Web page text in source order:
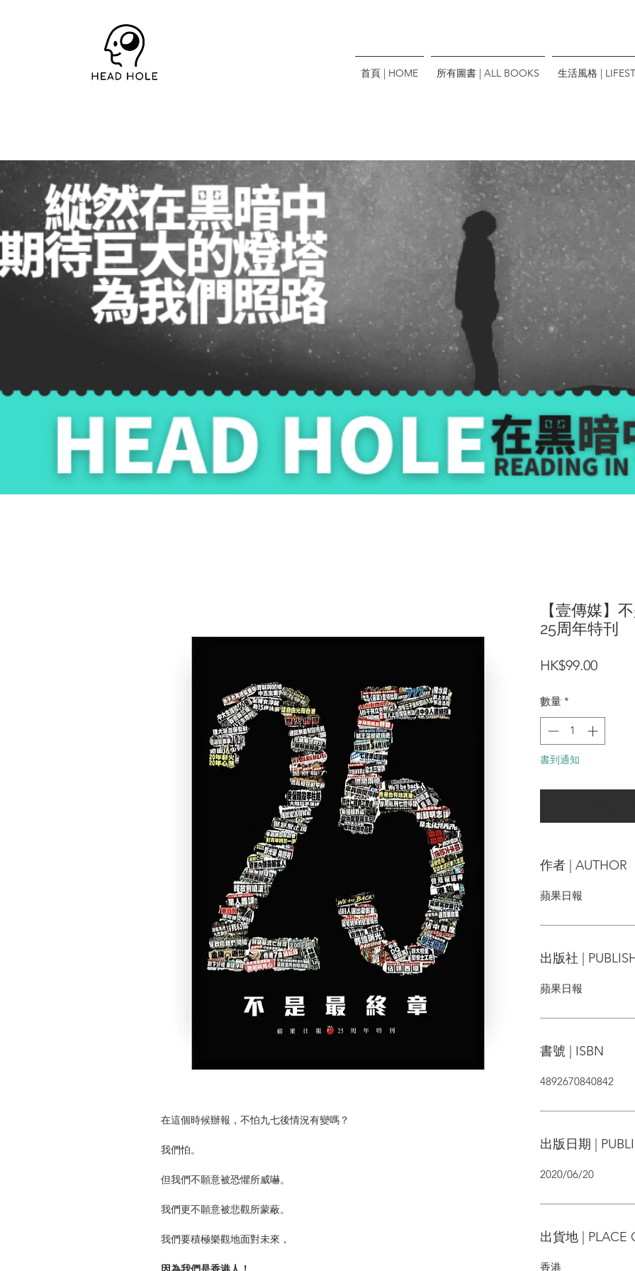
首頁 | HOME 所有圖書 | ALL BOOKS 生活風格 |
在這個時候辦報，不怕九七後情況有變嗎？
我們怕。
但我們不願意被恐懼所威嚇。
我們更不願意被悲觀所蒙蔽。
我們要積極樂觀地面對未來，
【壹傳媒】
25周年特刊
HK$99.00價
數量 *
書到通知
作者 | AUTHOR
蘋果日報
出版社 |
蘋果日報
書號 | ISBN
4892670840842
出版日期 |
2020/06/20
出貨地 | PLACE
香港